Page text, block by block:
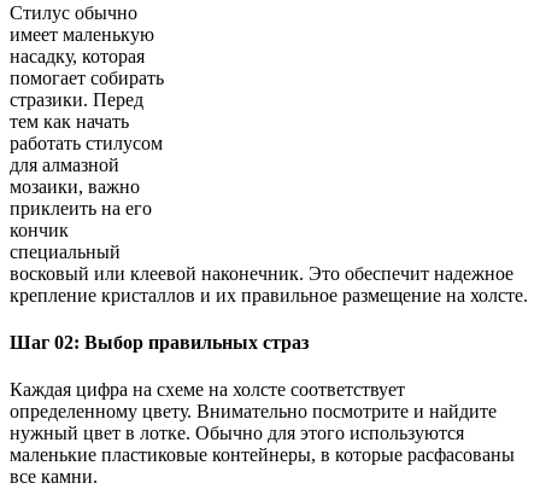
Стилус обычно
имеет маленькую
насадку, которая
помогает собирать
стразики. Перед
тем как начать
работать стилусом
для алмазной
мозаики, важно
приклеить на его
кончик
специальный
восковый или клеевой наконечник. Это обеспечит надежное
крепление кристаллов и их правильное размещение на холсте.
Шаг 02: Выбор правильных страз
Каждая цифра на схеме на холсте соответствует
определенному цвету. Внимательно посмотрите и найдите
нужный цвет в лотке. Обычно для этого используются
маленькие пластиковые контейнеры, в которые расфасованы
все камни.